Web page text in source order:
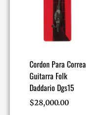
Cordon Para Correa
Guitarra Folk
Daddario Dgs15
$28,000.00